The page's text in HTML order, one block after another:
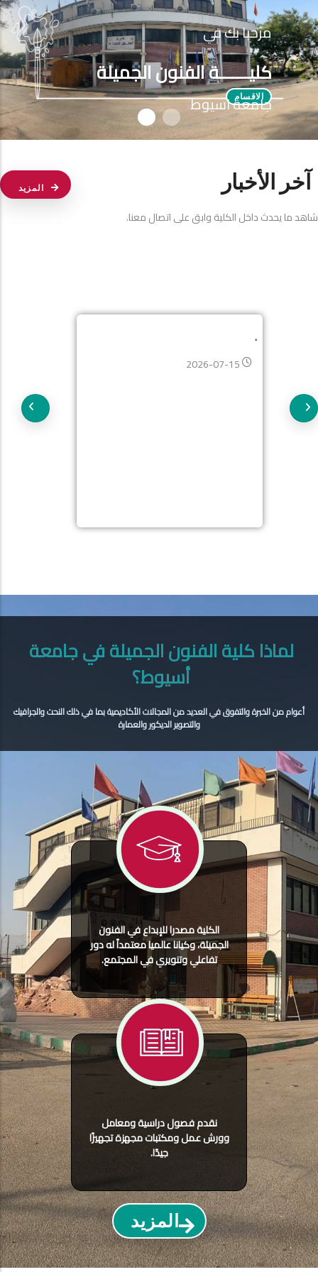
مرحبا بك في
كليـــــــة الفنون الجميلة
جامعة اسيوط
الاقسام
آخر الأخبار
شاهد ما يحدث داخل الكلية وابق على اتصال معنا.
المزيد
.
2026-07-15
لماذا كلية الفنون الجميلة في جامعة
أسيوط؟
أعوام من الخبرة والتفوق في العديد من المجالات الأكاديمية بما في ذلك النحت والجرافيك
والتصوير الديكور والعمارة
الكلية مصدرا للإبداع في الفنون
الجميلة، وكيانا عالميا معتمداً له دور
تفاعلي وتنويري في المجتمع.
نقدم فصول دراسية ومعامل
وورش عمل ومكتبات مجهزة تجهيزًا
جيدًا.
المزيد